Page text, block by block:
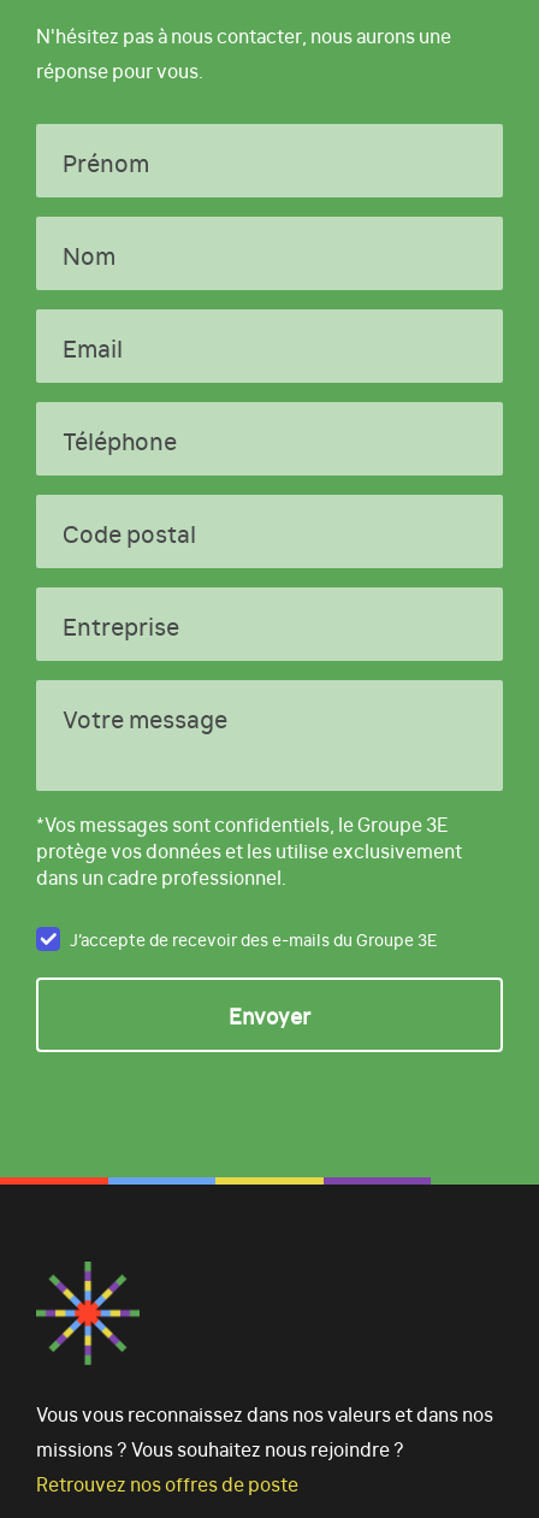
N'hésitez pas à nous contacter, nous aurons une
réponse pour vous.
Prénom
Nom
Email
Téléphone
Code postal
Entreprise
Votre message
*Vos messages sont confidentiels, le Groupe 3E
protège vos données et les utilise exclusivement
dans un cadre professionnel.
J’accepte de recevoir des e-mails du Groupe 3E
Vous vous reconnaissez dans nos valeurs et dans nos
missions ? Vous souhaitez nous rejoindre ?
Retrouvez nos offres de poste